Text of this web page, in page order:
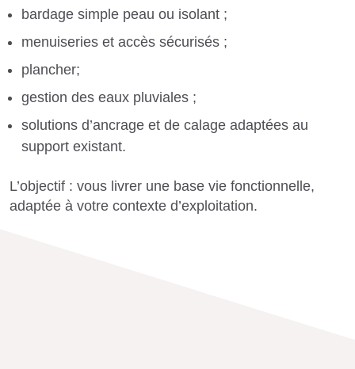
bardage simple peau ou isolant ;
menuiseries et accès sécurisés ;
plancher;
gestion des eaux pluviales ;
solutions d’ancrage et de calage adaptées au
support existant.
L’objectif : vous livrer une base vie fonctionnelle,
adaptée à votre contexte d’exploitation.